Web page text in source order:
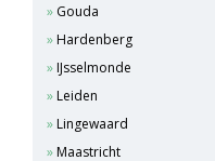
Gouda
Hardenberg
IJsselmonde
Leiden
Lingewaard
Maastricht